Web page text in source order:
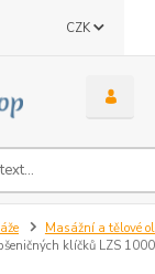
CZK
Masážní a tělové
klíčků LZS